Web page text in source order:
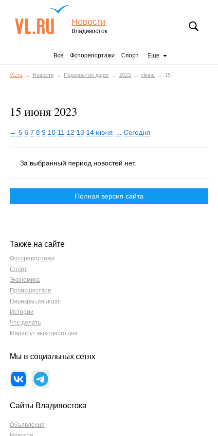
Новости
Владивосток
Все Фоторепортажи Спорт Еще
VL.ru Новости Перекрытия дорог 2023 Июнь 15
15 июня 2023
← 5 6 7 8 9 10 11 12 13 14 июня Сегодня
За выбранный период новостей нет.
Полная версия сайта
Также на сайте
Фоторепортажи
Спорт
Экономика
Происшествия
Перекрытия дорог
Истории
Что делать
Маршрут выходного дня
Мы в социальных сетях
Сайты Владивостока
Объявления